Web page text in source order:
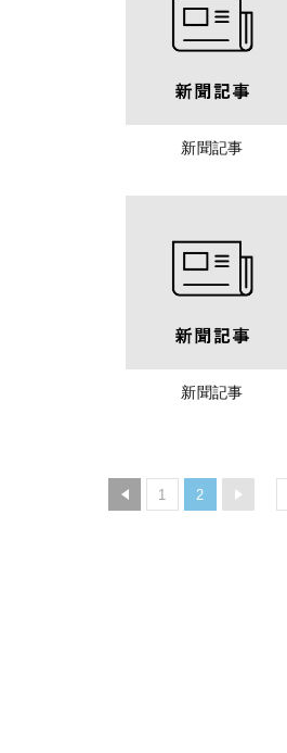
新聞記事
新聞記事
1 2